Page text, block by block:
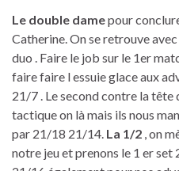
Le double damepour
Catherine. On se retrouve
duo . Faire le job sur le 1er
faire faire l essuie glace aux
21/7 . Le second contre la tête
tactique on là mais ils nous
par 21/18 21/14. La 1/2 , on
notre jeu et prenons le 1 er set